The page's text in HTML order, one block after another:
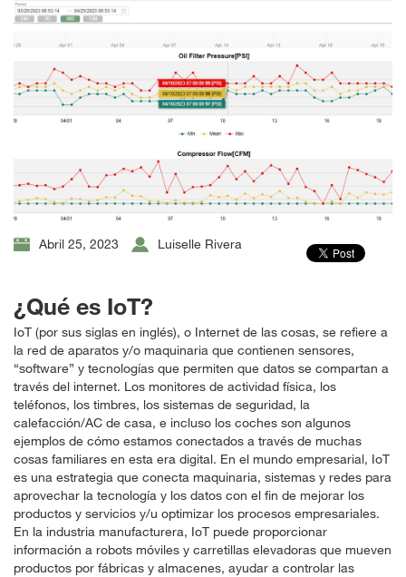
Abril 25, 2023 Luiselle Rivera
¿Qué es IoT?
IoT (por sus siglas en inglés), o Internet de las cosas, se refiere a
la red de aparatos y/o maquinaria que contienen sensores,
“software” y tecnologías que permiten que datos se compartan a
través del internet. Los monitores de actividad física, los
teléfonos, los timbres, los sistemas de seguridad, la
calefacción/AC de casa, e incluso los coches son algunos
ejemplos de cómo estamos conectados a través de muchas
cosas familiares en esta era digital. En el mundo empresarial, IoT
es una estrategia que conecta maquinaria, sistemas y redes para
aprovechar la tecnología y los datos con el fin de mejorar los
productos y servicios y/u optimizar los procesos empresariales.
En la industria manufacturera, IoT puede proporcionar
información a robots móviles y carretillas elevadoras que mueven
productos por fábricas y almacenes, ayudar a controlar las